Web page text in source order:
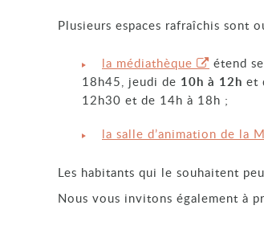
Plusieurs espaces rafraîchis sont
la médiathèque
étend
18h45, jeudi de 10h à 12h et
12h30 et de 14h à 18h ;
la salle d’animation de la
Les habitants qui le souhaitent
Nous vous invitons également à